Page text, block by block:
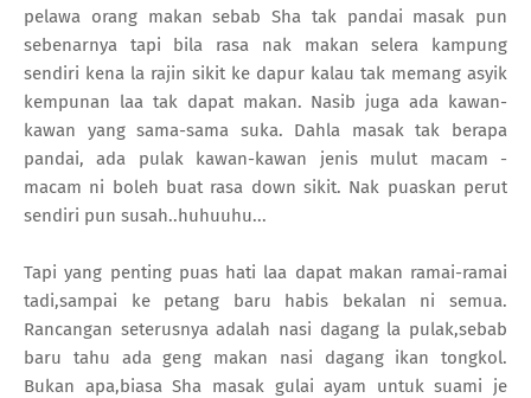
pelawa orang makan sebab Sha tak pandai masak pun
sebenarnya tapi bila rasa nak makan selera kampung
sendiri kena la rajin sikit ke dapur kalau tak memang asyik
kempunan laa tak dapat makan. Nasib juga ada kawan-
kawan yang sama-sama suka. Dahla masak tak berapa
pandai, ada pulak kawan-kawan jenis mulut macam -
macam ni boleh buat rasa down sikit. Nak puaskan perut
sendiri pun susah..huhuuhu...
Tapi yang penting puas hati laa dapat makan ramai-ramai
tadi,sampai ke petang baru habis bekalan ni semua.
Rancangan seterusnya adalah nasi dagang la pulak,sebab
baru tahu ada geng makan nasi dagang ikan tongkol.
Bukan apa,biasa Sha masak gulai ayam untuk suami je